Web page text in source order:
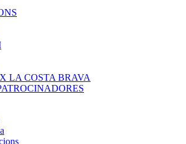
LA COSTA BRAVA